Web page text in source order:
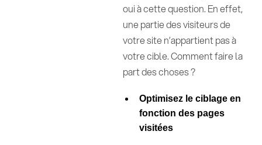
oui à cette question. En effet,
une partie des visiteurs de
votre site n’appartient pas à
votre cible. Comment faire la
part des choses ?
Optimisez le ciblage en
fonction des pages
visitées